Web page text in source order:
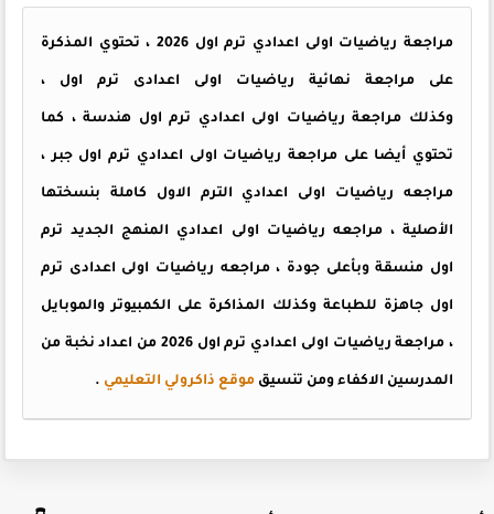
مراجعة رياضيات اولى اعدادي ترم اول 2026 ، تحتوي المذكرة
على مراجعة نهائية رياضيات اولى اعدادى ترم اول ،
وكذلك مراجعة رياضيات اولى اعدادي ترم اول هندسة ، كما
تحتوي أيضا على مراجعة رياضيات اولى اعدادي ترم اول جبر ،
مراجعه رياضيات اولى اعدادي الترم الاول كاملة بنسختها
الأصلية ، مراجعه رياضيات اولى اعدادي المنهج الجديد ترم
اول منسقة وبأعلى جودة ، مراجعه رياضيات اولى اعدادى ترم
اول جاهزة للطباعة وكذلك المذاكرة على الكمبيوتر والموبايل
، مراجعة رياضيات اولى اعدادي ترم اول 2026 من اعداد نخبة من
المدرسين الاكفاء ومن تنسيقموقع ذاكرولي التعليمي.